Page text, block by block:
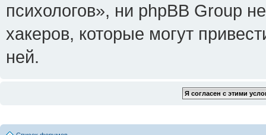
психологов», ни phpBB Group
хакеров, которые могут
ней.